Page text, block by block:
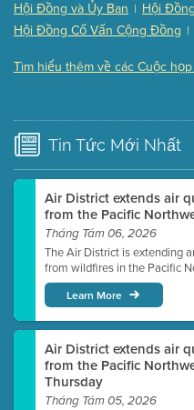
Presentation (Part
Meeting Details
Submit a
Watch for real-
Hội Đồng và Ủy Ban | Hội
Hội Đồng Cố Vấn Cộng Đồng |
Tìm hiểu thêm về các Cuộc
Tin Tức Mới Nhất
Air District extends air
from the Pacific
Tháng Tám 06, 2026
The Air District is extending
from wildfires in the Pacific
Learn More
Air District extends air
from the Pacific
Thursday
Tháng Tám 05, 2026